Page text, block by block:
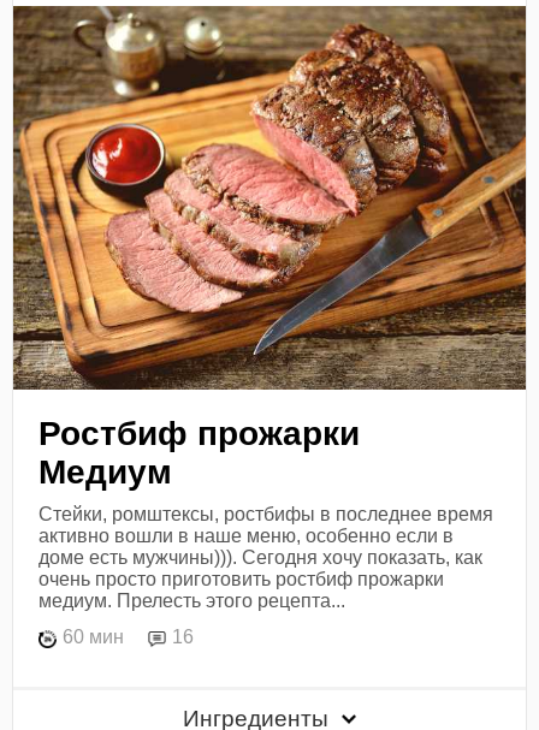
Ростбиф прожарки
Медиум
Стейки, ромштексы, ростбифы в последнее время
активно вошли в наше меню, особенно если в
доме есть мужчины))). Сегодня хочу показать, как
очень просто приготовить ростбиф прожарки
медиум. Прелесть этого рецепта...
60 мин
16
Ингредиенты